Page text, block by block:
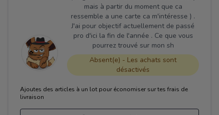
mais à partir du moment que ca
ressemble a une carte ca m'intéresse ) .
J'ai pour objectif actuellement de passé
pro d'ici la fin de l'année . Ce que vous
pourrez trouvé sur mon sh
Absent(e) - Les achats sont
désactivés
Ajoutes des articles à un lot pour économiser sur tes frais de
livraison